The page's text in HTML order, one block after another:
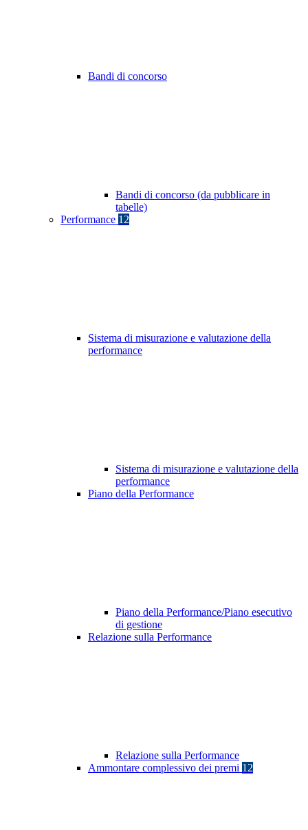
Bandi di concorso
Bandi di concorso (da pubblicare in
tabelle)
Performance 12
Sistema di misurazione e valutazione della
performance
Sistema di misurazione e valutazione della
performance
Piano della Performance
Piano della Performance/Piano esecutivo
di gestione
Relazione sulla Performance
Relazione sulla Performance
Ammontare complessivo dei premi 12